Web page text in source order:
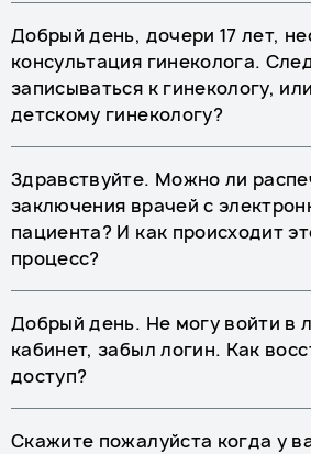
Добрый день, дочери 17 лет,
консультация гинеколога.
записываться к гинекологу,
детскому гинекологу?
Здравствуйте. Можно ли
заключения врачей с
пациента? И как происходит
процесс?
Добрый день. Не могу войти в
кабинет, забыл логин. Как
доступ?
Скажите пожалуйста когда у